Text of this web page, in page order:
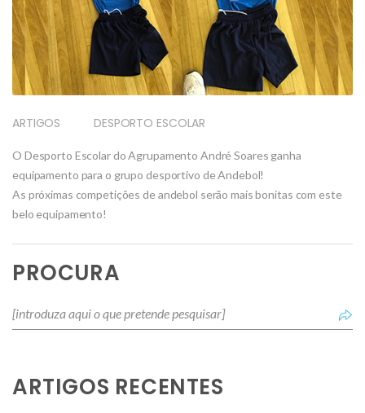
ARTIGOS DESPORTO ESCOLAR
O Desporto Escolar do Agrupamento André Soares ganha
equipamento para o grupo desportivo de Andebol!
As próximas competições de andebol serão mais bonitas com este
belo equipamento!
PROCURA
ARTIGOS RECENTES